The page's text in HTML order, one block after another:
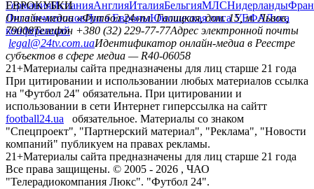
ГерманияИспанияАнглияИталияБельгияМЛСНидерланды
ЕВРОКУБКИ
Лига чемпионовЛига ЕвропыЮношеская лига УЕФАЛига
конференций
Онлайн-медиа «Футбол 24»пл. Галицкая, дом. 15, м. Львов,
79008Телефон +380 (32) 229-77-77Адрес электронной почты
legal@24tv.com.uaИдентификатор онлайн-медиа в Реестре
субъектов в сфере медиа — R40-06058
21+Материалы сайта предназначены для лиц старше 21 года
При цитировании и использовании любых материалов ссылка
на "Футбол 24" обязательна. При цитировании и
использовании в сети Интернет гиперссылка на сайтт
football24.ua
обязательное. Материалы со знаком
"Спецпроект", "Партнерский материал", "Реклама", "Новости
компаний" публикуем на правах рекламы.
21+Материалы сайта предназначены для лиц старше 21 года
Все права защищены. © 2005 - 2026 , ЧАО
"Телерадиокомпания Люкс". "Футбол 24".